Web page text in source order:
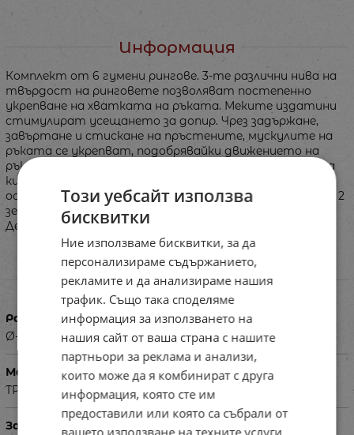
Информация
Комплект от 6 гумени рингове. 3-те различни нива на
твърдост на ринговете позволяват постепенно
укрепване на хватката на ръката. Меките издатини
стимулират усещането за допир. Чрез задържане,
завъртане и стискане на пръстените, мускулите на
ръката се укрепват, подобрявайки движението на
ръката и пръстите. Това насърчава гъвкавостта на
китката, а високата плътност на издатините
осигурява отлично масажно изживяване. Съдържание: 2
зелени, 2 жълти и 2 сини ринга. Размери: Ø-6,5 см,
Дебелина: 1,3 см.
Характеристики
Размери в см
Ø-6.5 см; Дебелина: 1.3 см
Материал
TPR
За деца на възраст
Този уебсайт използва
бисквитки
Ние използваме бисквитки, за да
персонализираме съдържанието,
рекламите и да анализираме нашия
трафик. Също така споделяме
информация за използването на
нашия сайт от ваша страна с нашите
партньори за реклама и анализи,
които може да я комбинират с друга
информация, която сте им
предоставили или която са събрали от
вашето използване на техните услуги.